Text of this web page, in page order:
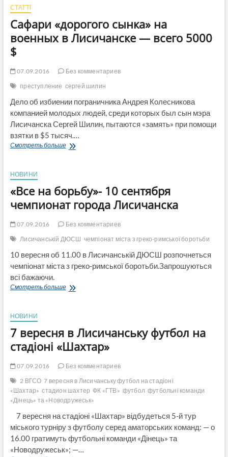
СТАТТІ
Сафари «дорогого сынка» на
военных в Лисичанске — всего 5000
$
07.09.2016
Без комментариев
преступление сергей шилин
Дело об избиении пограничника Андрея Колесникова
компанией молодых людей, среди которых был сын мэра
Лисичанска Сергей Шилин, пытаются «замять» при помощи
взятки в $5 тысяч.…
Смотреть большеСафари
в
Лисичанске
—
5000
$
НОВИНИ
«Все на борьбу»- 10 сентября
чемпионат города Лисичанска
07.09.2016
Без комментариев
Лисичанській ДЮСШ чемпіонат міста з греко-римської боротьби
10 вересня об 11.00 в Лисичанській ДЮСШ розпочнеться
чемпіонат міста з греко-римської боротьби.Запрошуються
всі бажаючи.
Смотреть больше«Все
чемпионат
города
Лисичанска
НОВИНИ
7 вересня в Лисичанську футбол на
стадіоні «Шахтар»
07.09.2016
Без комментариев
2 ВГСО 7 вересня в Лисичанську футбол на стадіоні
«Шахтар» стадион шахтер ФК «ГТВ» футбол футбольні команди
«Дінець» та «Новодружеськ»
7 вересня на стадіоні «Шахтар» відбудеться 5-й тур
міського турніру з футболу серед аматорських команд: — о
16.00 гратимуть футбольні команди «Дінець» та
«Новодружеськ»; —…